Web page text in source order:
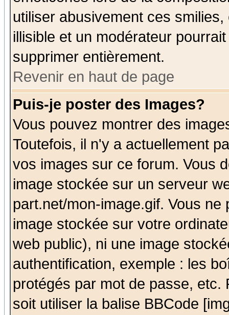
utiliser abusivement ces
illisible et un modérateur
supprimer entièrement.
Revenir en haut de page
Puis-je poster des Images?
Vous pouvez montrer des
Toutefois, il n'y a actuellement
vos images sur ce forum. Vous
image stockée sur un serveur
part.net/mon-image.gif. Vous
image stockée sur votre
web public), ni une image
authentification, exemple : les
protégés par mot de passe,
soit utiliser la balise BBCode